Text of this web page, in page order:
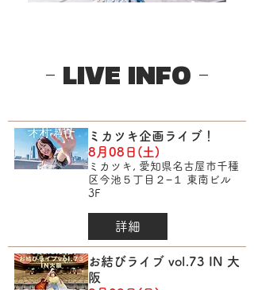
- LIVE INFO -
ミカツキ企画ライブ！
8月08日(土)
ミカツキ, 愛知県名古屋市千種
区今池５丁目２−１ 東南ビル
3F
詳細
お結びライブ vol.73 IN 大
阪